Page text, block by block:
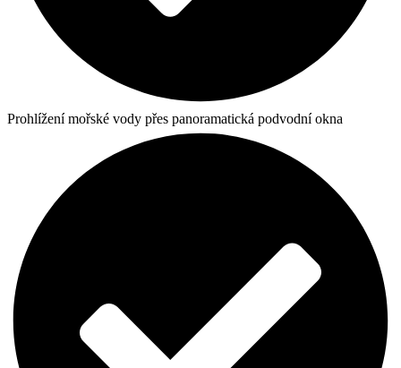
Prohlížení mořské vody přes panoramatická podvodní okna